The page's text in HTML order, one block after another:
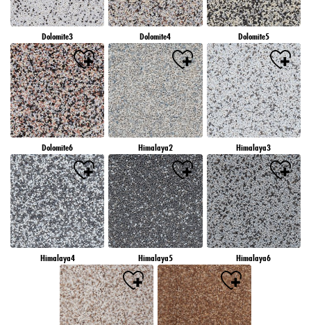
Dolomite3 Dolomite4 Dolomite5
Dolomite6 Himalaya2 Himalaya3
Himalaya4 Himalaya5 Himalaya6